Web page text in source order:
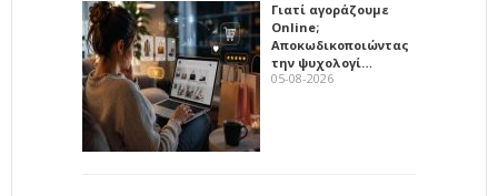
Γιατί αγοράζουμε
Online;
Αποκωδικοποιώντας
την ψυχολογί…
05-08-2026